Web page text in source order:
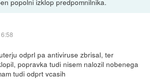
odprl pa antiviruse zbrisal, ter
popravka tudi nisem nalozil nobenega
tudi odprt vcasih